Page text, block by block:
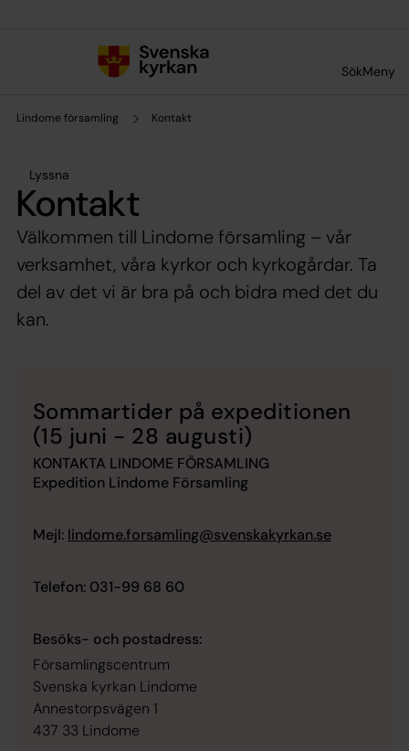
SökMeny
Lindome församling Kontakt
Lyssna
Kontakt
Välkommen till Lindome församling – vår
verksamhet, våra kyrkor och kyrkogårdar. Ta
del av det vi är bra på och bidra med det du
kan.
Sommartider på expeditionen
(15 juni - 28 augusti)
KONTAKTA LINDOME FÖRSAMLING
Expedition Lindome Församling
Mejl: lindome.forsamling@svenskakyrkan.se
Telefon: 031-99 68 60
Besöks- och postadress:
Församlingscentrum
Svenska kyrkan Lindome
Annestorpsvägen 1
437 33 Lindome